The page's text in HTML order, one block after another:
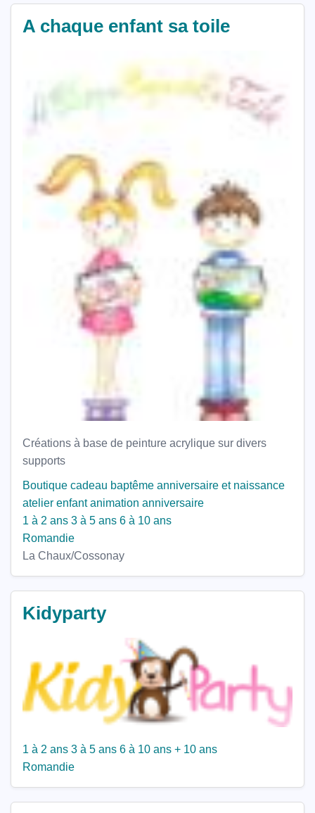
A chaque enfant sa toile
Créations à base de peinture acrylique sur divers
supports
Boutique cadeau baptême anniversaire et naissance
atelier enfant animation anniversaire
1 à 2 ans 3 à 5 ans 6 à 10 ans
Romandie
La Chaux/Cossonay
Kidyparty
1 à 2 ans 3 à 5 ans 6 à 10 ans + 10 ans
Romandie